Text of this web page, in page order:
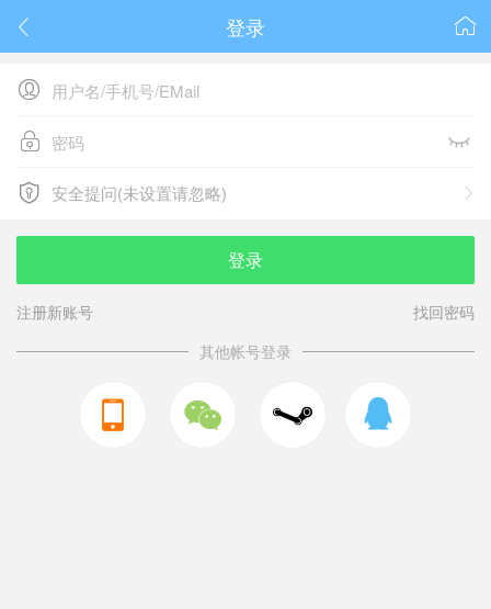
 
登录

 
 
安全提问(未设置请忽略)
安全提问(未设置请忽略)
登录
注册新账号
找回密码
其他帐号登录
  